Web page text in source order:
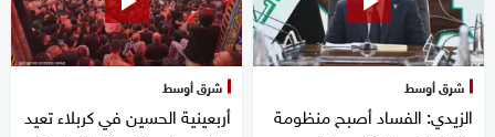
شرق أوسط
الزيدي: الفساد أصبح منظومة
شرق أوسط
أربعينية الحسين في كربلاء تعيد